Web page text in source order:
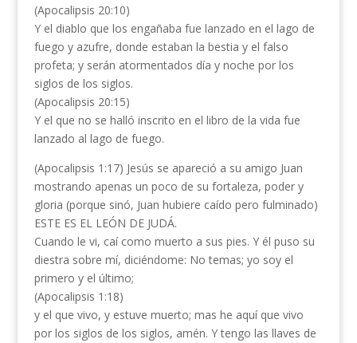
(Apocalipsis 20:10)
Y el diablo que los engañaba fue lanzado en el lago de
fuego y azufre, donde estaban la bestia y el falso
profeta; y serán atormentados día y noche por los
siglos de los siglos.
(Apocalipsis 20:15)
Y el que no se halló inscrito en el libro de la vida fue
lanzado al lago de fuego.
(Apocalipsis 1:17) Jesús se apareció a su amigo Juan
mostrando apenas un poco de su fortaleza, poder y
gloria (porque sinó, Juan hubiere caído pero fulminado)
ESTE ES EL LEÓN DE JUDÁ.
Cuando le vi, caí como muerto a sus pies. Y él puso su
diestra sobre mí, diciéndome: No temas; yo soy el
primero y el último;
(Apocalipsis 1:18)
y el que vivo, y estuve muerto; mas he aquí que vivo
por los siglos de los siglos, amén. Y tengo las llaves de